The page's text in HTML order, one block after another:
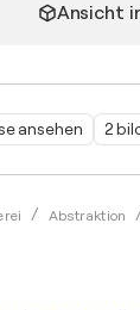
ansehen 2
Abstraktion
Ansicht